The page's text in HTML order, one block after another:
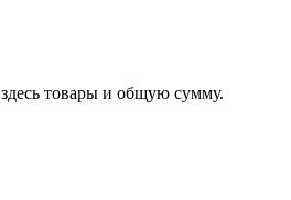
товары и общую сумму.